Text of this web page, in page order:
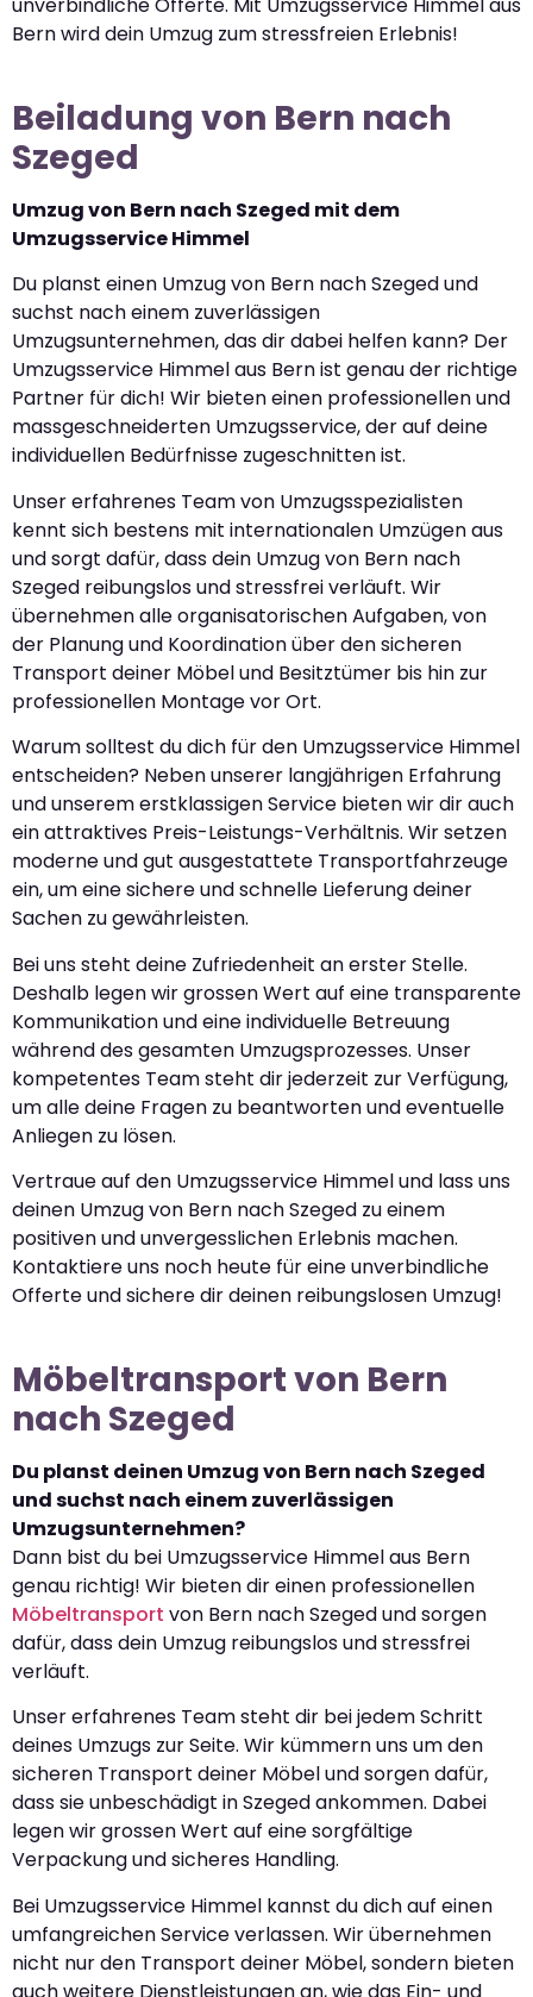
Bern wird dein Umzug zum stressfreien Erlebnis!
Beiladung von Bern nach
Szeged
Umzug von Bern nach Szeged mit dem
Umzugsservice Himmel
Du planst einen Umzug von Bern nach Szeged und
suchst nach einem zuverlässigen
Umzugsunternehmen, das dir dabei helfen kann? Der
Umzugsservice Himmel aus Bern ist genau der richtige
Partner für dich! Wir bieten einen professionellen und
massgeschneiderten Umzugsservice, der auf deine
individuellen Bedürfnisse zugeschnitten ist.
Unser erfahrenes Team von Umzugsspezialisten
kennt sich bestens mit internationalen Umzügen aus
und sorgt dafür, dass dein Umzug von Bern nach
Szeged reibungslos und stressfrei verläuft. Wir
übernehmen alle organisatorischen Aufgaben, von
der Planung und Koordination über den sicheren
Transport deiner Möbel und Besitztümer bis hin zur
professionellen Montage vor Ort.
Warum solltest du dich für den Umzugsservice Himmel
entscheiden? Neben unserer langjährigen Erfahrung
und unserem erstklassigen Service bieten wir dir auch
ein attraktives Preis-Leistungs-Verhältnis. Wir setzen
moderne und gut ausgestattete Transportfahrzeuge
ein, um eine sichere und schnelle Lieferung deiner
Sachen zu gewährleisten.
Bei uns steht deine Zufriedenheit an erster Stelle.
Deshalb legen wir grossen Wert auf eine transparente
Kommunikation und eine individuelle Betreuung
während des gesamten Umzugsprozesses. Unser
kompetentes Team steht dir jederzeit zur Verfügung,
um alle deine Fragen zu beantworten und eventuelle
Anliegen zu lösen.
Vertraue auf den Umzugsservice Himmel und lass uns
deinen Umzug von Bern nach Szeged zu einem
positiven und unvergesslichen Erlebnis machen.
Kontaktiere uns noch heute für eine unverbindliche
Offerte und sichere dir deinen reibungslosen Umzug!
Möbeltransport von Bern
nach Szeged
Du planst deinen Umzug von Bern nach Szeged
und suchst nach einem zuverlässigen
Umzugsunternehmen?
Dann bist du bei Umzugsservice Himmel aus Bern
genau richtig! Wir bieten dir einen professionellen
Möbeltransport von Bern nach Szeged und sorgen
dafür, dass dein Umzug reibungslos und stressfrei
verläuft.
Unser erfahrenes Team steht dir bei jedem Schritt
deines Umzugs zur Seite. Wir kümmern uns um den
sicheren Transport deiner Möbel und sorgen dafür,
dass sie unbeschädigt in Szeged ankommen. Dabei
legen wir grossen Wert auf eine sorgfältige
Verpackung und sicheres Handling.
Bei Umzugsservice Himmel kannst du dich auf einen
umfangreichen Service verlassen. Wir übernehmen
nicht nur den Transport deiner Möbel, sondern bieten
auch weitere Dienstleistungen an, wie das Ein- und